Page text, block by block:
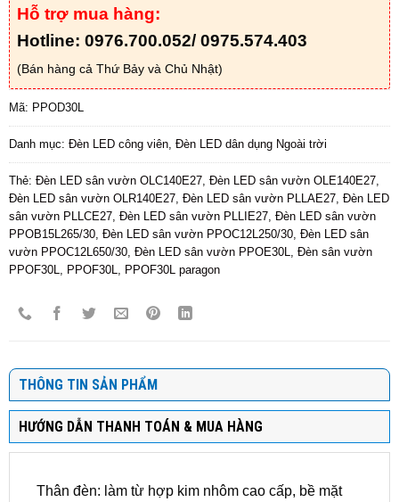
Hỗ trợ mua hàng:
Hotline: 0976.700.052/ 0975.574.403
(Bán hàng cả Thứ Bảy và Chủ Nhật)
Mã: PPOD30L
Danh mục: Đèn LED công viên Đèn LED dân dụng Ngoài trời
Thẻ: Đèn LED sân vườn OLC140E27 Đèn LED sân vườn OLE140E27
Đèn LED sân vườn OLR140E27 Đèn LED sân vườn PLLAE27 Đèn LED
sân vườn PLLCE27 Đèn LED sân vườn PLLIE27 Đèn LED sân vườn
PPOB15L265/30 Đèn LED sân vườn PPOC12L250/30 Đèn LED sân
vườn PPOC12L650/30 Đèn LED sân vườn PPOE30L
Đèn sân vườn
PPOF30L
PPOF30L PPOF30L paragon
THÔNG TIN SẢN PHẨM
HƯỚNG DẪN THANH TOÁN & MUA HÀNG
Thân đèn: làm từ hợp kim nhôm cao cấp, bề mặt